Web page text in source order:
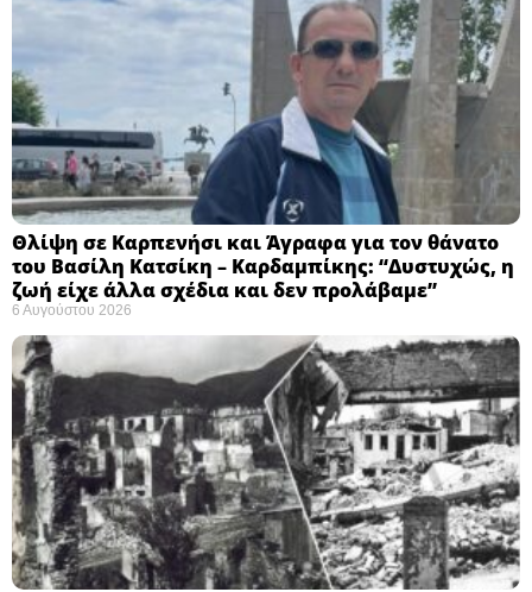
Θλίψη σε Καρπενήσι και Άγραφα για τον θάνατο
του Βασίλη Κατσίκη – Καρδαμπίκης: “Δυστυχώς, η
ζωή είχε άλλα σχέδια και δεν προλάβαμε”
6 Αυγούστου 2026